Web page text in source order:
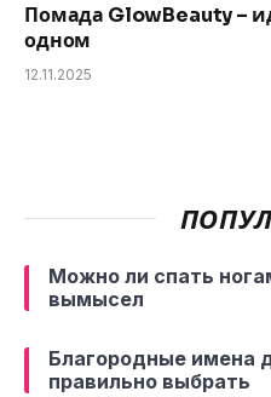
Помада GlowBeauty –
одном
12.11.2025
Можно ли спать
вымысел
Благородные имена
правильно выбрать